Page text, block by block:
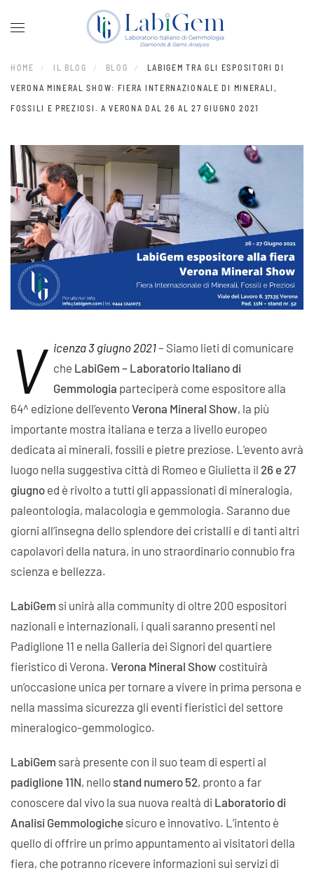
Skip to main content
HOME IL BLOG BLOG LABIGEM TRA GLI ESPOSITORI DI
VERONA MINERAL SHOW: FIERA INTERNAZIONALE DI MINERALI,
FOSSILI E PREZIOSI. A VERONA DAL 26 AL 27 GIUGNO 2021
V icenza 3 giugno 2021– Siamo lieti di comunicare
che LabiGem – Laboratorio Italiano di
Gemmologia parteciperà come espositore alla
64^ edizione dell’eventoVerona Mineral Show, la più
importante mostra italiana e terza a livello europeo
dedicata ai minerali, fossili e pietre preziose. L’evento avrà
luogo nella suggestiva città di Romeo e Giulietta il 26 e 27
giugno ed è rivolto a tutti gli appassionati di mineralogia,
paleontologia, malacologia e gemmologia. Saranno due
giorni all’insegna dello splendore dei cristalli e di tanti altri
capolavori della natura, in uno straordinario connubio fra
scienza e bellezza.
LabiGem si unirà alla community di oltre 200 espositori
nazionali e internazionali, i quali saranno presenti nel
Padiglione 11 e nella Galleria dei Signori del quartiere
fieristico di Verona. Verona Mineral Show costituirà
un’occasione unica per tornare a vivere in prima persona e
nella massima sicurezza gli eventi fieristici del settore
mineralogico-gemmologico.
LabiGem sarà presente con il suo team di esperti al
padiglione 11N, nello stand numero 52, pronto a far
conoscere dal vivo la sua nuova realtà di Laboratorio di
Analisi Gemmologiche sicuro e innovativo. L’intento è
quello di offrire un primo appuntamento ai visitatori della
fiera, che potranno ricevere informazioni sui servizi di